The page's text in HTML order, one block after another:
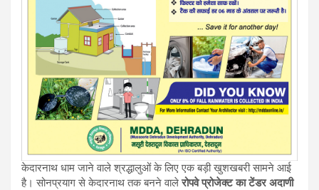
केदारनाथ धाम जाने वाले श्रद्धालुओं के लिए एक बड़ी खुशखबरी सामने आई
है। सोनप्रयाग से केदारनाथ तक बनने वालेरोपवे प्रोजेक्ट का टेंडर अदाणी